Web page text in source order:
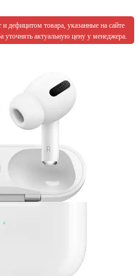
дефицитом товара, указанные на сайте
уточнять актуальную цену у менеджера.